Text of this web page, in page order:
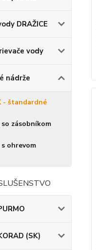
DRAŽICE
vody
nádrže
- štandardné
zásobníkom
ohrevom
(SK)